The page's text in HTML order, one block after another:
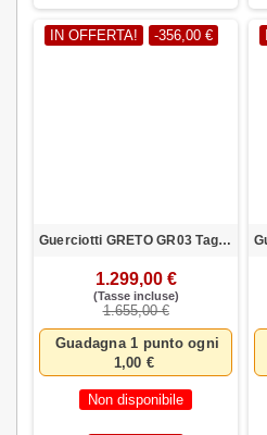
IN OFFERTA! -356,00 €
Guerciotti GRETO GR03 Taglia XS Verde 105 SEMI ID Ruote SINTAX
1.299,00 €
(Tasse incluse)
1.655,00 €
Guadagna 1 punto ogni
1,00 €
Non disponibile